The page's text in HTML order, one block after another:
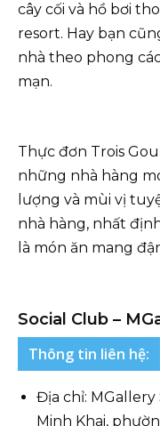
cây cối và hồ bơi
resort. Hay bạn
nhà theo phong
mạn.
Thực đơn Trois
những nhà hàng
lượng và mùi vị
nhà hàng, nhất
là món ăn mang
Social Club –
Thông tin liên hệ:
Địa chỉ: MGallery
Minh Khai,